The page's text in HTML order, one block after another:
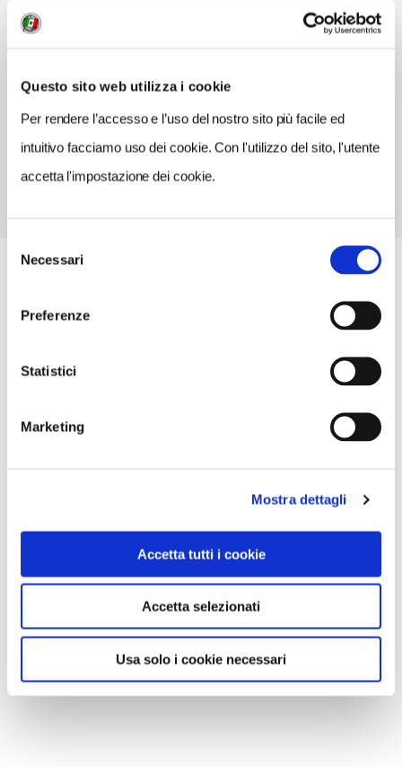
Questo sito web utilizza i cookie
Per rendere l’accesso e l’uso del nostro sito più facile ed
intuitivo facciamo uso dei cookie. Con l'utilizzo del sito, l'utente
accetta l'impostazione dei cookie.
delNecessari
Preferenze
Statistici
Marketing
Mostra dettagli
Accetta tutti i cookie
Accetta selezionati
Usa solo i cookie necessari
INDIRIZZO
piazza Wagner 1 - 20145
TELEFONO